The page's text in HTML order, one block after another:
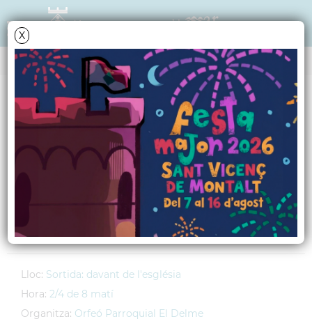
X
AGENDA
Diumenge19 octubre 2008
Participació de l'Orfeó
Parroquial El Delme a
"La Misa de TV2"
Lloc: Sortida: davant de l'església
Hora: 2/4 de 8 matí
Organitza: Orfeó Parroquial El Delme